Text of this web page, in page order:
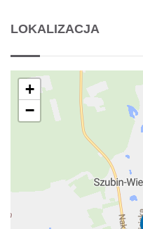
LOKALIZACJA
+
−